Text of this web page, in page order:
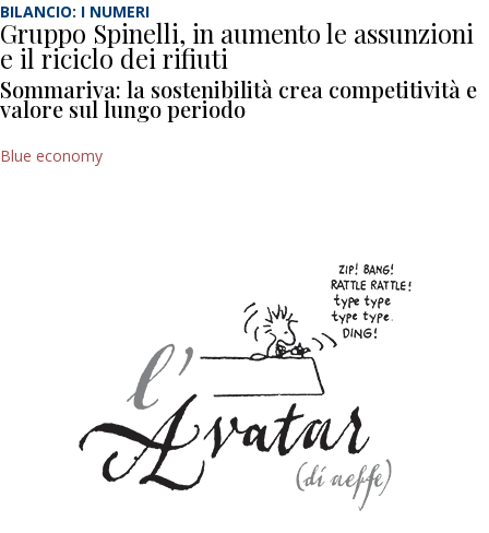
BILANCIO: I NUMERI
Gruppo Spinelli, in aumento le assunzioni
e il riciclo dei rifiuti
Sommariva: la sostenibilità crea competitività e
valore sul lungo periodo
Blue economy